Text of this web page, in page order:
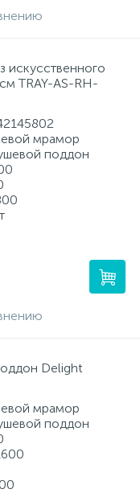
искусственного
TRAY-AS-RH-
мрамор
поддон
Delight
мрамор
поддон